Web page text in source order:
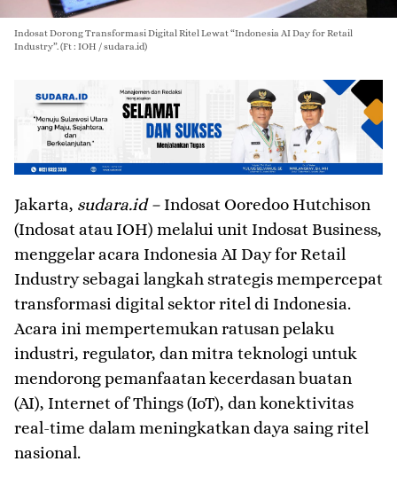
Indosat Dorong Transformasi Digital Ritel Lewat “Indonesia AI Day for Retail
Industry”. (Ft : IOH / sudara.id)
Jakarta, sudara.id – Indosat Ooredoo Hutchison
(Indosat atau IOH) melalui unit Indosat Business,
menggelar acara Indonesia AI Day for Retail
Industry sebagai langkah strategis mempercepat
transformasi digital sektor ritel di Indonesia.
Acara ini mempertemukan ratusan pelaku
industri, regulator, dan mitra teknologi untuk
mendorong pemanfaatan kecerdasan buatan
(AI), Internet of Things (IoT), dan konektivitas
real-time dalam meningkatkan daya saing ritel
nasional.